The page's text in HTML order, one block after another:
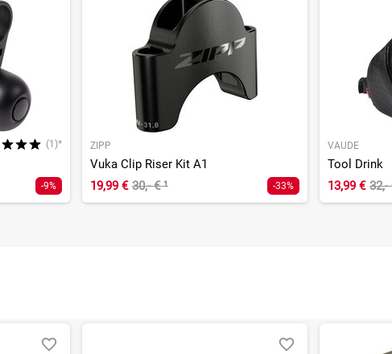
(1)*
-9%
ZIPP
Vuka Clip Riser Kit A1
19,99 € 30,- €¹ -33%
VAUDE
Tool Drink
13,99 €